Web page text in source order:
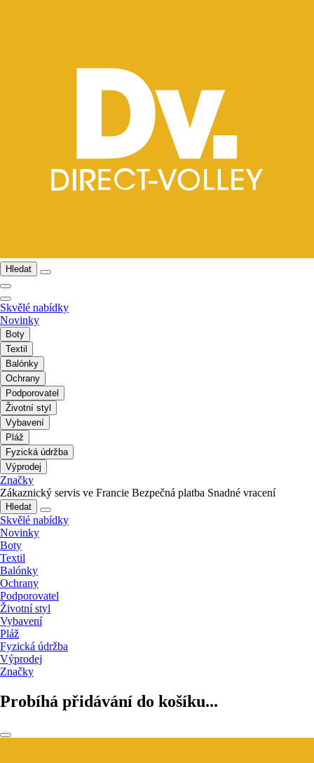
Hledat
Skvělé nabídky
Novinky
Boty
Textil
Balónky
Ochrany
Podporovatel
Životní styl
Vybavení
Pláž
Fyzická údržba
Výprodej
Značky
Zákaznický servis ve Francie Bezpečná platba Snadné vracení
Hledat
Skvělé nabídky
Novinky
Boty
Textil
Balónky
Ochrany
Podporovatel
Životní styl
Vybavení
Pláž
Fyzická údržba
Výprodej
Značky
Probíhá přidávání do košíku...